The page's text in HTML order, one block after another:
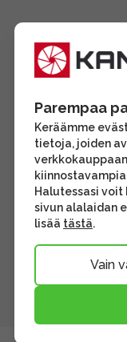
Parempaa
Keräämme
tietoja, joiden
Halutessasi
sivun alalaidan
lisää tästä.
Vain